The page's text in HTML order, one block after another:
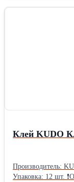
Клей KUDO
Производитель: KUDO ❗Артикул: KX-4W
Упаковка: 12 шт. ❗Оптовые цены при заказе от 5 000 р. от 5 000